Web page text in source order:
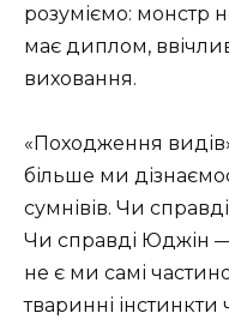
розуміємо: монстр
має диплом,
виховання.
«Походження
більше ми
сумнівів. Чи
Чи справді Юджін
не є ми самі
тваринні